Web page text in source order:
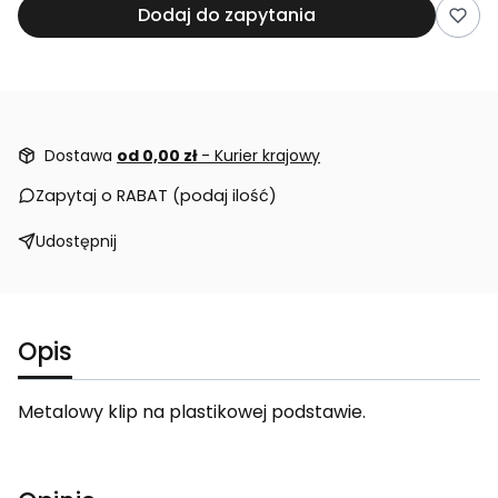
Dodaj do zapytania
Dostawa od 0,00 zł - Kurier krajowy
Zapytaj o RABAT (podaj ilość)
Udostępnij
Opis
Metalowy klip na plastikowej podstawie.